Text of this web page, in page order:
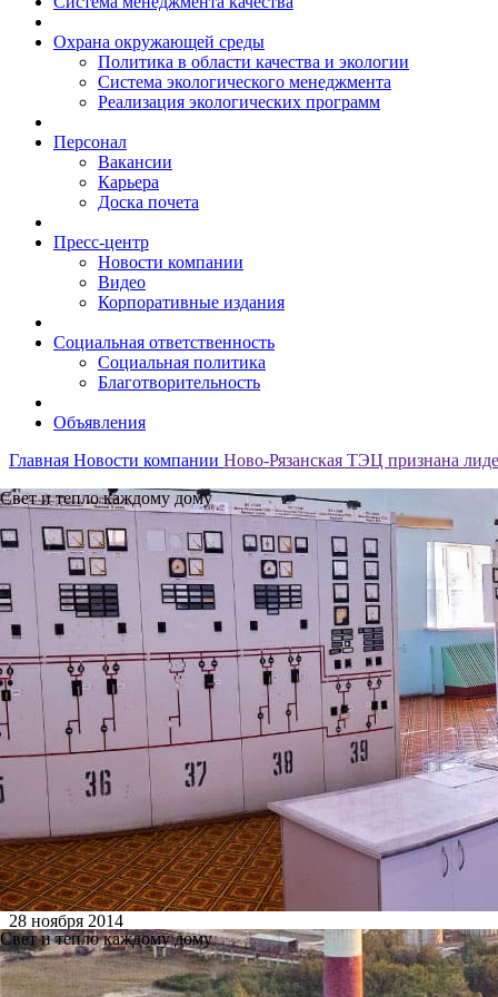
Охрана окружающей среды
Политика в области качества и экологии
Система экологического менеджмента
Реализация экологических программ
Персонал
Вакансии
Карьера
Доска почета
Пресс-центр
Новости компании
Видео
Корпоративные издания
Социальная ответственность
Социальная политика
Благотворительность
Объявления
Главная Новости компании Ново-Рязанская ТЭЦ признана
Свет и тепло каждому дому
Свет и тепло каждому дому
28 ноября 2014
Ново-Рязанская ТЭЦ